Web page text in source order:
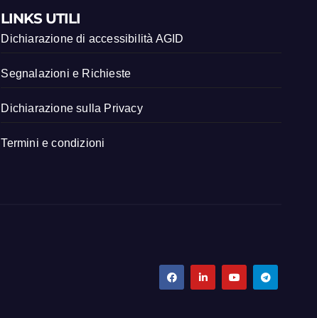
LINKS UTILI
Dichiarazione di accessibilità AGID
Segnalazioni e Richieste
Dichiarazione sulla Privacy
Termini e condizioni